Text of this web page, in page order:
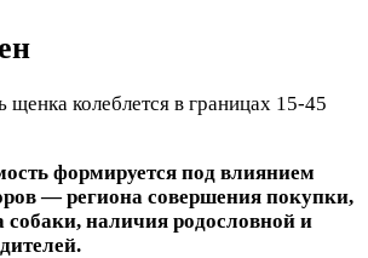
щенка колеблется в границах 15-45
формируется под влиянием
— региона совершения покупки,
собаки, наличия родословной и